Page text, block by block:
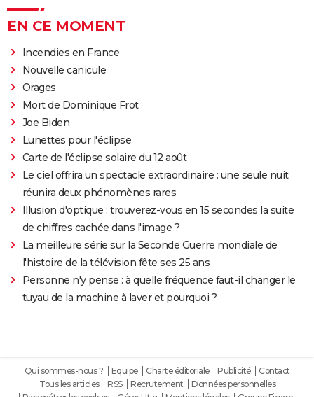
EN CE MOMENT
Incendies en France
Nouvelle canicule
Orages
Mort de Dominique Frot
Joe Biden
Lunettes pour l'éclipse
Carte de l'éclipse solaire du 12 août
Le ciel offrira un spectacle extraordinaire : une seule nuit
réunira deux phénomènes rares
Illusion d'optique : trouverez-vous en 15 secondes la suite
de chiffres cachée dans l'image ?
La meilleure série sur la Seconde Guerre mondiale de
l'histoire de la télévision fête ses 25 ans
Personne n'y pense : à quelle fréquence faut-il changer le
tuyau de la machine à laver et pourquoi ?
Qui sommes-nous ? Equipe Charte éditoriale Publicité
Contact
Tous les articles
RSS Recrutement
Données personnelles